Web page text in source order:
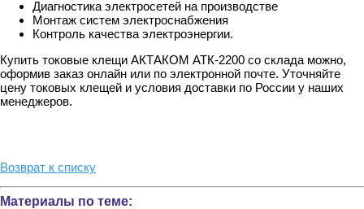
Диагностика электросетей на производстве
Монтаж систем электроснабжения
Контроль качества электроэнергии.
Купить токовые клещи АКТАКОМ АТК-2200 со склада можно,
оформив заказ онлайн или по электронной почте. Уточняйте
цену токовых клещей и условия доставки по России у наших
менеджеров.
Возврат к списку
Материалы по теме: